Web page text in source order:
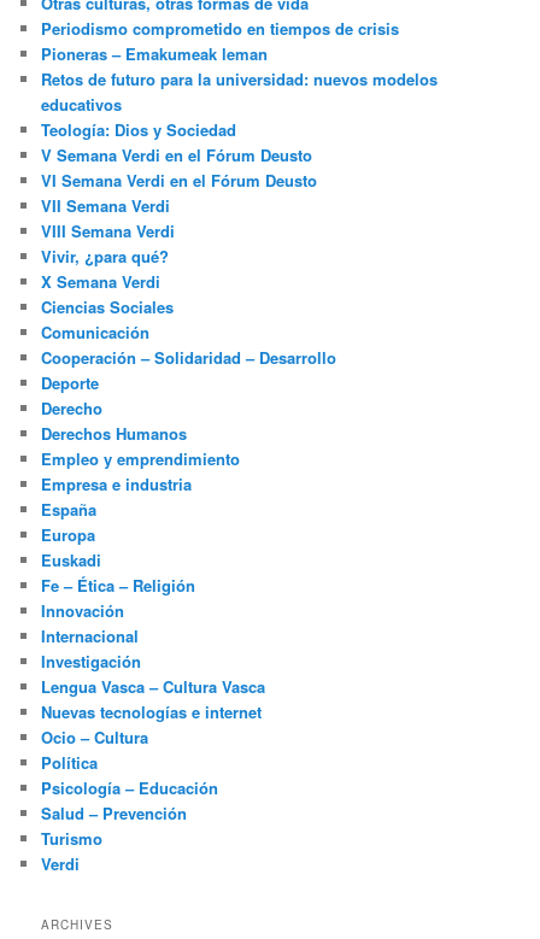
Periodismo comprometido en tiempos de crisis
Pioneras – Emakumeak leman
Retos de futuro para la universidad: nuevos modelos
educativos
Teología: Dios y Sociedad
V Semana Verdi en el Fórum Deusto
VI Semana Verdi en el Fórum Deusto
VII Semana Verdi
VIII Semana Verdi
Vivir, ¿para qué?
X Semana Verdi
Ciencias Sociales
Comunicación
Cooperación – Solidaridad – Desarrollo
Deporte
Derecho
Derechos Humanos
Empleo y emprendimiento
Empresa e industria
España
Europa
Euskadi
Fe – Ética – Religión
Innovación
Internacional
Investigación
Lengua Vasca – Cultura Vasca
Nuevas tecnologías e internet
Ocio – Cultura
Política
Psicología – Educación
Salud – Prevención
Turismo
Verdi
ARCHIVES